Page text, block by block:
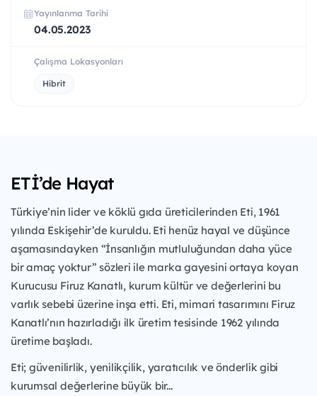
Yayınlanma Tarihi
04.05.2023
Çalışma Lokasyonları
Hibrit
ETİ’de Hayat
Türkiye’nin lider ve köklü gıda üreticilerinden Eti, 1961
yılında Eskişehir’de kuruldu. Eti henüz hayal ve düşünce
aşamasındayken “İnsanlığın mutluluğundan daha yüce
bir amaç yoktur” sözleri ile marka gayesini ortaya koyan
Kurucusu Firuz Kanatlı, kurum kültür ve değerlerini bu
varlık sebebi üzerine inşa etti. Eti, mimari tasarımını Firuz
Kanatlı’nın hazırladığı ilk üretim tesisinde 1962 yılında
üretime başladı.
Eti; güvenilirlik, yenilikçilik, yaratıcılık ve önderlik gibi
kurumsal değerlerine büyük bir...